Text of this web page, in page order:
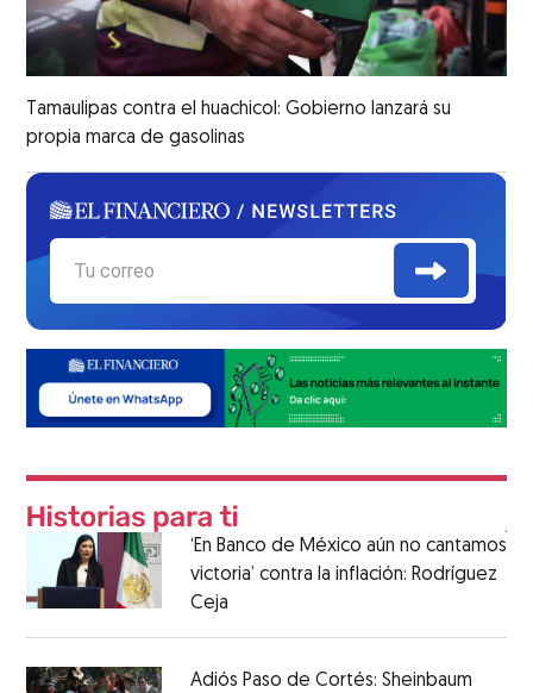
Tamaulipas contra el huachicol: Gobierno lanzará su
propia marca de gasolinas
‘En Banco de México aún no cantamos
victoria’ contra la inflación: Rodríguez
Ceja
Adiós Paso de Cortés: Sheinbaum